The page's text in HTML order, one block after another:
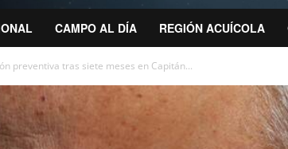
CAMPO AL DÍA REGIÓN ACUÍCOLA
preventiva tras siete meses en Capitán...